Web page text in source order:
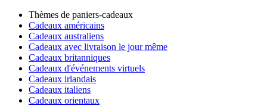
Thèmes de paniers-cadeaux
Cadeaux américains
Cadeaux australiens
Cadeaux avec livraison le jour même
Cadeaux britanniques
Cadeaux d'événements virtuels
Cadeaux irlandais
Cadeaux italiens
Cadeaux orientaux